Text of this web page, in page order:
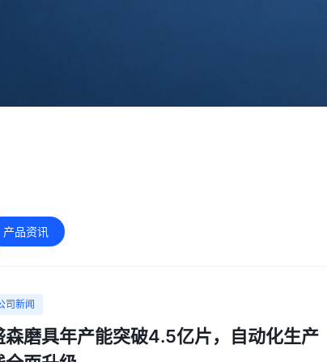
产品资讯
司新闻
森磨具年产能突破4.5亿片，自动化生产